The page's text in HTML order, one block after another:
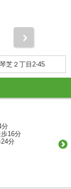
芝２丁目2-45
16分
分